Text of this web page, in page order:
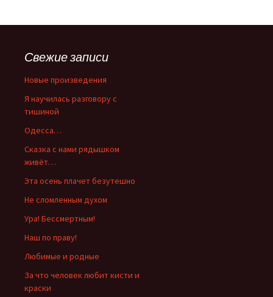
Свежие записи
Новые произведения
Я научилась разговору с
тишиной
Одесса…
Сказка с нами рядышком
живёт…
Эта осень плачет безутешно
Не сломленным духом
Ура! Бессмертным!
Наш по праву!
Любимые и родные
За что человек любит кисти и
краски